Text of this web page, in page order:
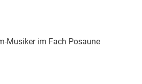
Musiker im Fach Posaune